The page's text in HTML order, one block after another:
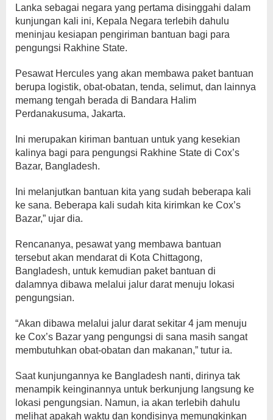
Lanka sebagai negara yang pertama disinggahi dalam
kunjungan kali ini, Kepala Negara terlebih dahulu
meninjau kesiapan pengiriman bantuan bagi para
pengungsi Rakhine State.
Pesawat Hercules yang akan membawa paket bantuan
berupa logistik, obat-obatan, tenda, selimut, dan lainnya
memang tengah berada di Bandara Halim
Perdanakusuma, Jakarta.
Ini merupakan kiriman bantuan untuk yang kesekian
kalinya bagi para pengungsi Rakhine State di Cox’s
Bazar, Bangladesh.
Ini melanjutkan bantuan kita yang sudah beberapa kali
ke sana. Beberapa kali sudah kita kirimkan ke Cox’s
Bazar,” ujar dia.
Rencananya, pesawat yang membawa bantuan
tersebut akan mendarat di Kota Chittagong,
Bangladesh, untuk kemudian paket bantuan di
dalamnya dibawa melalui jalur darat menuju lokasi
pengungsian.
“Akan dibawa melalui jalur darat sekitar 4 jam menuju
ke Cox’s Bazar yang pengungsi di sana masih sangat
membutuhkan obat-obatan dan makanan,” tutur ia.
Saat kunjungannya ke Bangladesh nanti, dirinya tak
menampik keinginannya untuk berkunjung langsung ke
lokasi pengungsian. Namun, ia akan terlebih dahulu
melihat apakah waktu dan kondisinya memungkinkan